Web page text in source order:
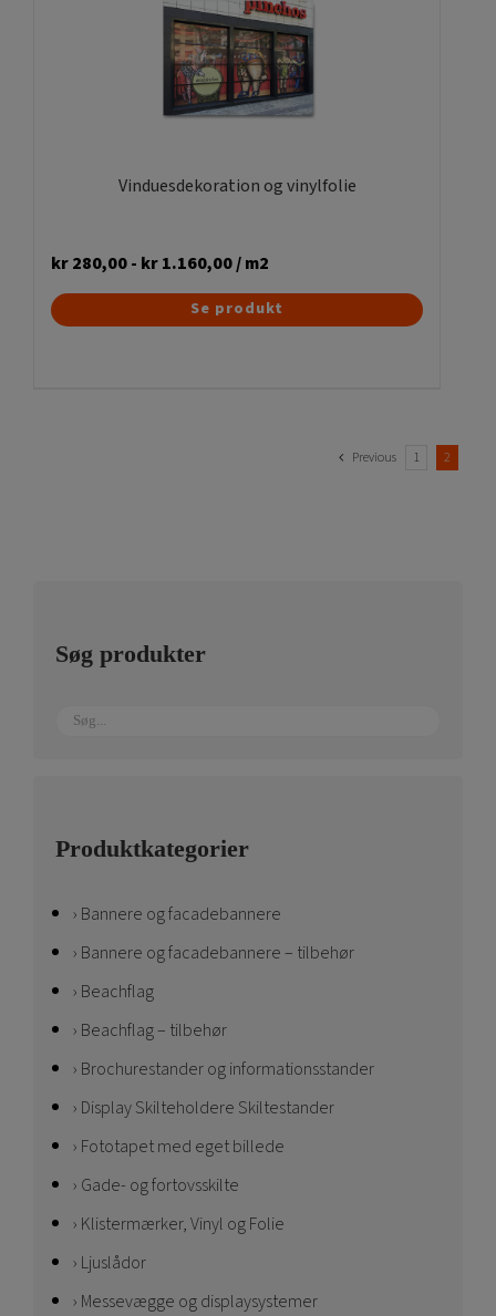
Vinduesdekoration og vinylfolie
kr280,00- kr1.160,00/ m2
Dette
Mulighederne
Se produkt
Previous 1 2
Søg produkter
Produktkategorier
Bannere og facadebannere
Bannere og facadebannere – tilbehør
Beachflag
Beachflag – tilbehør
Brochurestander og informationsstander
Display Skilteholdere Skiltestander
Fototapet med eget billede
Gade- og fortovsskilte
Klistermærker, Vinyl og Folie
Ljuslådor
Messevægge og displaysystemer